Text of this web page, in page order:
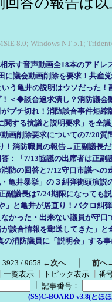
8.0; Windows NT 5.1;
示す音声動画全18本のアドレ
に議会動画削除を要求！共産
う亀井の説明はウソだった！
＜◆談合追求潰し？消防議会
ブチ切れ！消防談合事件短縮
する抗議と説明要求」を全
画削除要求についての7/20質
！消防職員の報告→正副議長
：「7/13協議の出席者は正副
防の回答と7/12守口市議への
亀井暴挙」の３糾弾街頭演説
副議長は7/24期限になっても
」と亀井が居直り！バクロ糾
かった・出来ない議員が守口
談合情報を郵送してきた」と
消防議員に「説明会」する
3923 / 9658 ←次へ｜ 前へ
一覧表示 トピック表示
番
記事番号：
(SS)C-BOARD v3.8(とほ